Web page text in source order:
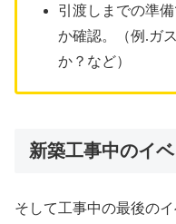
引渡しまでの準
か確認。（例.ガ
か？など）
新築工事中のイ
そして工事中の最後の